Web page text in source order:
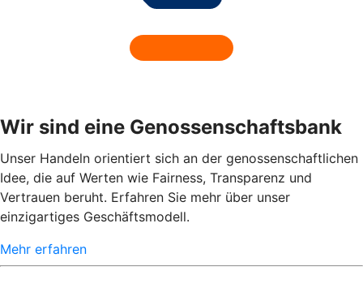
Wir sind eine Genossenschaftsbank
Unser Handeln orientiert sich an der genossenschaftlichen
Idee, die auf Werten wie Fairness, Transparenz und
Vertrauen beruht. Erfahren Sie mehr über unser
einzigartiges Geschäftsmodell.
Mehr erfahren